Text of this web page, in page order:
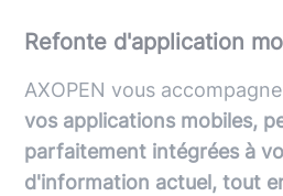
Refonte d'application
AXOPEN vous
vos applications mobiles,
parfaitement intégrées à
d'information actuel, tout